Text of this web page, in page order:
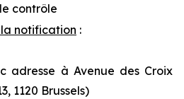
contrôle
la notification :
adresse à Avenue des Croix
1120 Brussels)